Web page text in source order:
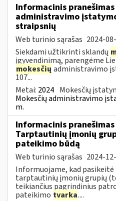
Informacinis
administravimo
straipsnių
Web turinio sąrašas 2024-
Siekdami užtikrinti sklandų
įgyvendinimą, parengėme
mokesčių administravimo
107...
Metai: 2024 Mokesčių
Mokesčių administravimo
m.
Informacinis
Tarptautinių įmonių
pateikimo būdą
Web turinio sąrašas 2024-
Informuojame, kad pasikeitė
tarptautinių įmonių grupių
teikiančius pagrindinius
pateikimo tvarka....